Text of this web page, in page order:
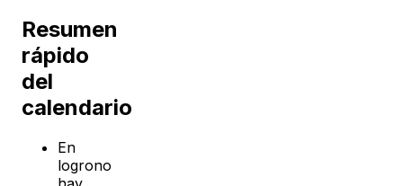
Resumen
rápido
del
calendario
En
logrono